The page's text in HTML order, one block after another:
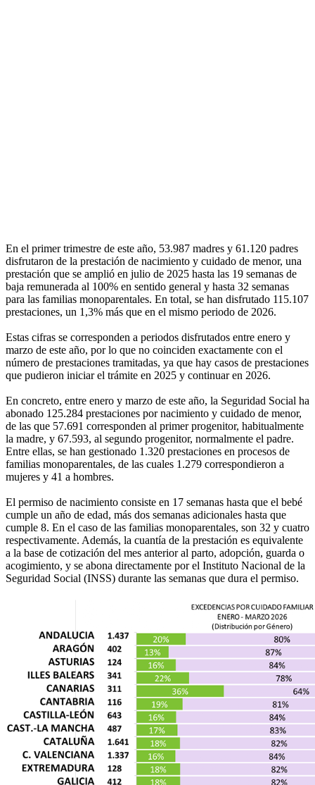
En el primer trimestre de este año, 53.987 madres y 61.120 padres
disfrutaron de la prestación de nacimiento y cuidado de menor, una
prestación que se amplió en julio de 2025 hasta las 19 semanas de
baja remunerada al 100% en sentido general y hasta 32 semanas
para las familias monoparentales. En total, se han disfrutado 115.107
prestaciones, un 1,3% más que en el mismo periodo de 2026.
Estas cifras se corresponden a periodos disfrutados entre enero y
marzo de este año, por lo que no coinciden exactamente con el
número de prestaciones tramitadas, ya que hay casos de prestaciones
que pudieron iniciar el trámite en 2025 y continuar en 2026.
En concreto, entre enero y marzo de este año, la Seguridad Social ha
abonado 125.284 prestaciones por nacimiento y cuidado de menor,
de las que 57.691 corresponden al primer progenitor, habitualmente
la madre, y 67.593, al segundo progenitor, normalmente el padre.
Entre ellas, se han gestionado 1.320 prestaciones en procesos de
familias monoparentales, de las cuales 1.279 correspondieron a
mujeres y 41 a hombres.
El permiso de nacimiento consiste en 17 semanas hasta que el bebé
cumple un año de edad, más dos semanas adicionales hasta que
cumple 8. En el caso de las familias monoparentales, son 32 y cuatro
respectivamente. Además, la cuantía de la prestación es equivalente
a la base de cotización del mes anterior al parto, adopción, guarda o
acogimiento, y se abona directamente por el Instituto Nacional de la
Seguridad Social (INSS) durante las semanas que dura el permiso.